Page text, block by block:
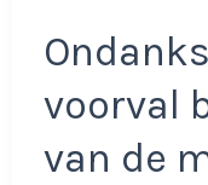
voorval
van de